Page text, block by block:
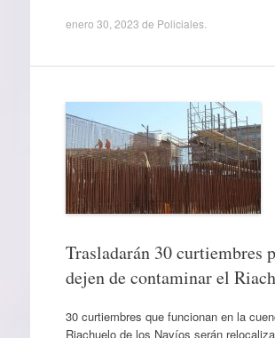
enero 30, 2023 de Policiales.
Trasladarán 30 curtiembres
dejen de contaminar el
30 curtiembres que funcionan en la
Riachuelo de los Navíos serán